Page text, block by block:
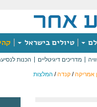
טיולים בישראל
מדריכים דיגיטליים הכנות
אמריקה/ קנדה/ המלצות